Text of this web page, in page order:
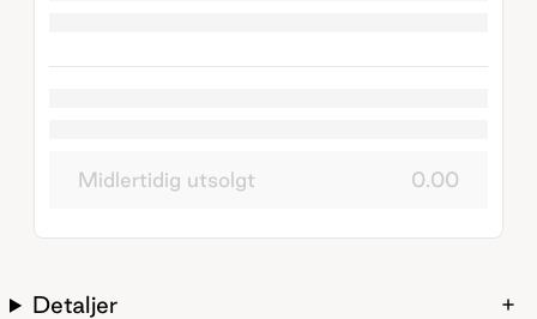
Midlertidig utsolgt 0.00
Detaljer